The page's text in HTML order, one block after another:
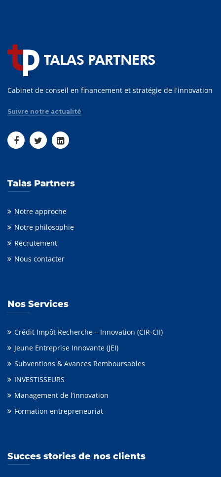
Cabinet de conseil en financement et stratégie de l'innovation
Suivre notre actualité
Talas Partners
Notre approche
Notre philosophie
Recrutement
Nous contacter
Nos Services
Crédit Impôt Recherche – Innovation (CIR-CII)
Jeune Entreprise Innovante (JEI)
Subventions & Avances Remboursables
INVESTISSEURS
Management de l’innovation
Formation entrepreneuriat
Succes stories de nos clients